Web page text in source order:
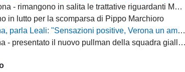
- rimangono in salita le trattative riguardanti Montipò e Segre
in lutto per la scomparsa di Pippo Marchioro
Leali: "Sensazioni positive, Verona un ambiente dove si può lavorare bene"
- presentato il nuovo pullman della squadra gialloblù